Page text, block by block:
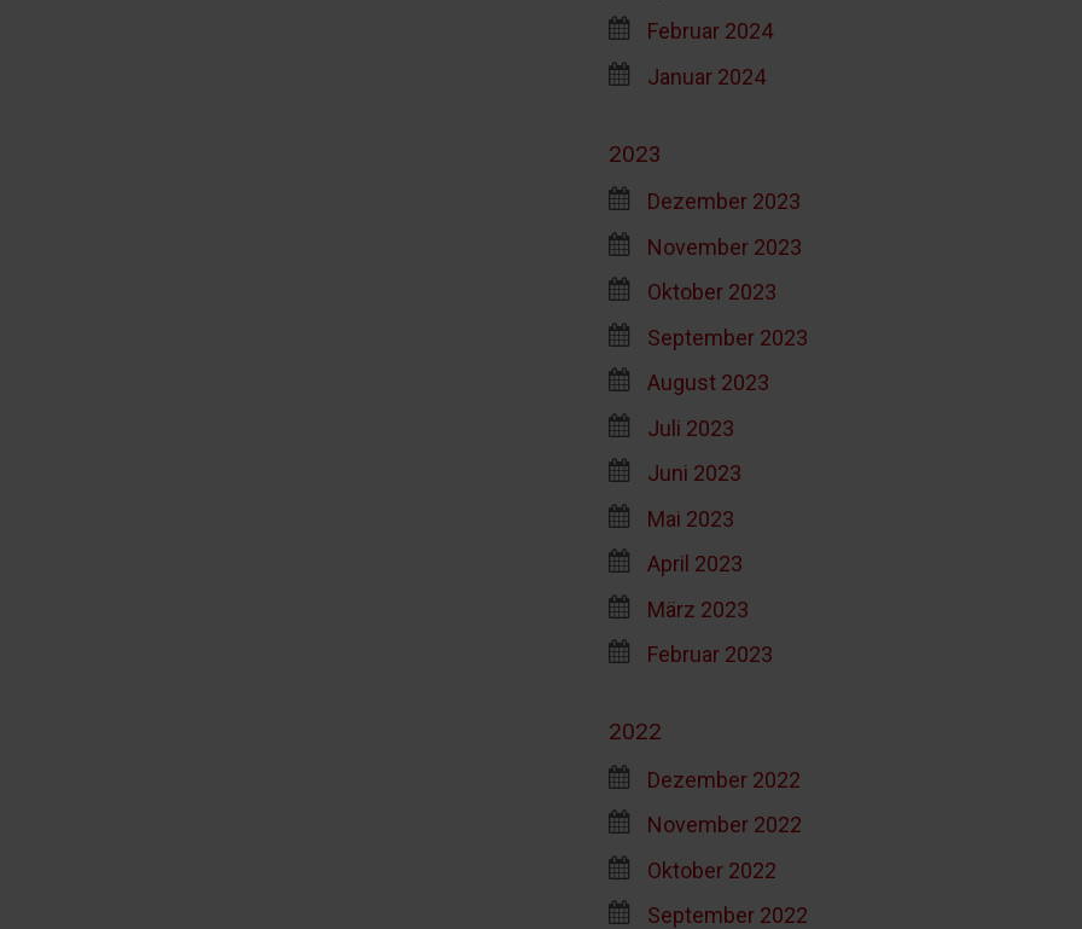
Februar 2024
Januar 2024
2023
Dezember 2023
November 2023
Oktober 2023
September 2023
August 2023
Juli 2023
Juni 2023
Mai 2023
April 2023
März 2023
Februar 2023
2022
Dezember 2022
November 2022
Oktober 2022
September 2022